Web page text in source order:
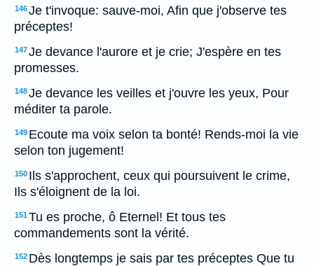
146Je t'invoque: sauve-moi, Afin que j'observe tes
préceptes!
147Je devance l'aurore et je crie; J'espère en tes
promesses.
148Je devance les veilles et j'ouvre les yeux, Pour
méditer ta parole.
149 Ecoute ma voix selon ta bonté! Rends-moi la vie
selon ton jugement!
150 Ils s'approchent, ceux qui poursuivent le crime,
Ils s'éloignent de la loi.
151Tu es proche, ô Eternel! Et tous tes
commandements sont la vérité.
152 Dès longtemps je sais par tes préceptes Que tu